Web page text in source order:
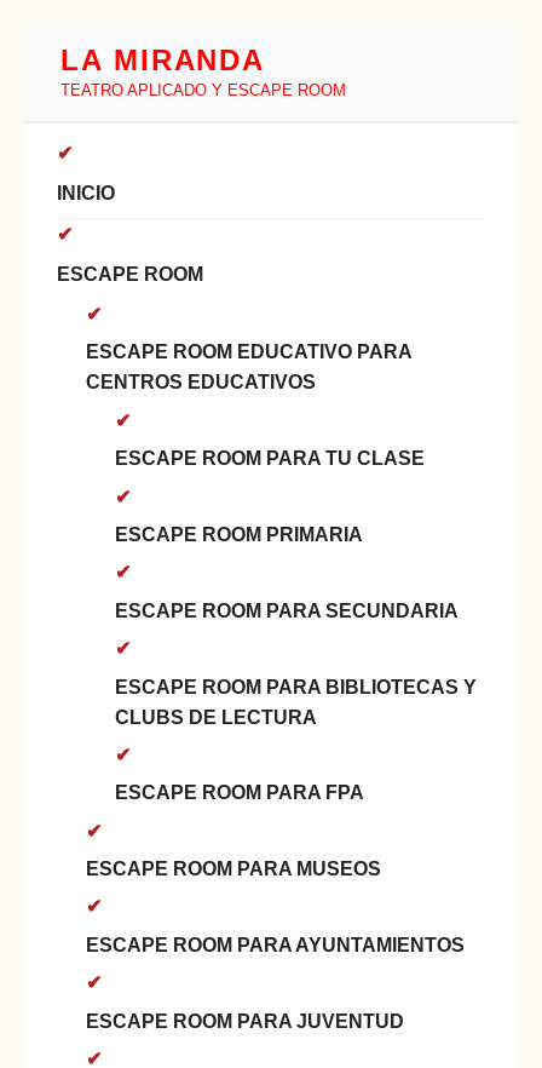
LA MIRANDA
TEATRO APLICADO Y ESCAPE ROOM
INICIO
ESCAPE ROOM
ESCAPE ROOM EDUCATIVO PARA
CENTROS EDUCATIVOS
ESCAPE ROOM PARA TU CLASE
ESCAPE ROOM PRIMARIA
ESCAPE ROOM PARA SECUNDARIA
ESCAPE ROOM PARA BIBLIOTECAS Y
CLUBS DE LECTURA
ESCAPE ROOM PARA FPA
ESCAPE ROOM PARA MUSEOS
ESCAPE ROOM PARA AYUNTAMIENTOS
ESCAPE ROOM PARA JUVENTUD